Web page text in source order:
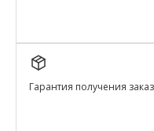
Гарантия получения